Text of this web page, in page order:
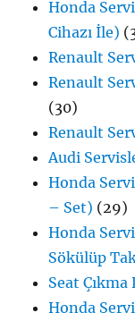
Honda
Cihazı İle)
Renault
Renault
(30)
Renault
Audi
Honda
– Set) (29)
Honda
Sökülüp
Seat
Honda